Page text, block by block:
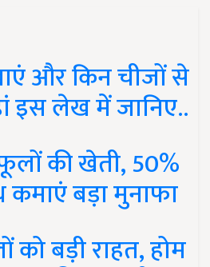
और किन चीजों से
इस लेख में जानिए..
की खेती, 50%
कमाएं बड़ा मुनाफा
को बड़ी राहत, होम